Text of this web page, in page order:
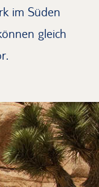
im Süden
gleich